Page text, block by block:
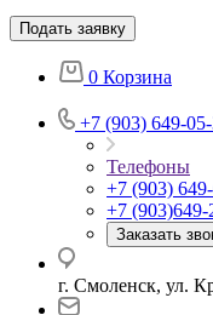
Подать заявку
0 Корзина
+7 (903) 649-
Телефоны
+7 (903)
+7 (903)649-
Заказать
г. Смоленск, ул.